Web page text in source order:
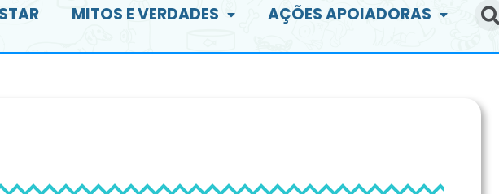
MITOS E VERDADES AÇÕES APOIADORAS